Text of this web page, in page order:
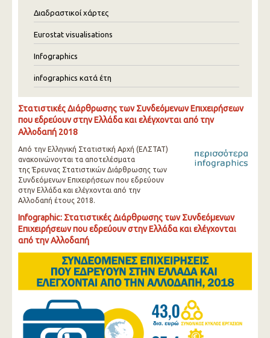
Διαδραστικοί χάρτες
Eurostat visualisations
Infographics
infographics κατά έτη
Στατιστικές Διάρθρωσης των Συνδεόμενων Επιχειρήσεων
που εδρεύουν στην Ελλάδα και ελέγχονται από την
Αλλοδαπή 2018
Από την Ελληνική Στατιστική Αρχή (ΕΛΣΤΑΤ)
ανακοινώνονται τα αποτελέσματα
της Έρευνας Στατιστικών Διάρθρωσης των
Συνδεόμενων Επιχειρήσεων που εδρεύουν
στην Ελλάδα και ελέγχονται από την
Αλλοδαπή έτους 2018.
Infographic: Στατιστικές Διάρθρωσης των Συνδεόμενων
Επιχειρήσεων που εδρεύουν στην Ελλάδα και ελέγχονται
από την Αλλοδαπή